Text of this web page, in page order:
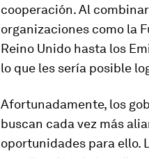
cooperación. Al
organizaciones como la
Reino Unido hasta los
lo que les sería posible
Afortunadamente, los
buscan cada vez más
oportunidades para ello.